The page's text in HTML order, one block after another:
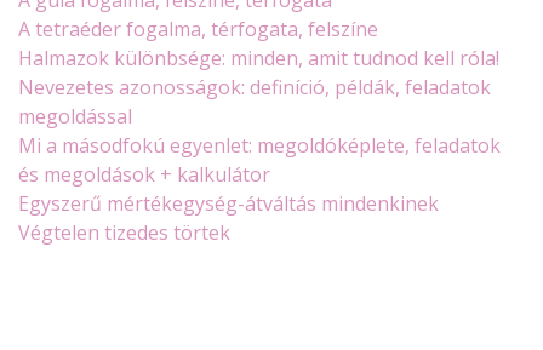
A tetraéder fogalma, térfogata, felszíne
Halmazok különbsége: minden, amit tudnod kell róla!
Nevezetes azonosságok: definíció, példák, feladatok
megoldással
Mi a másodfokú egyenlet: megoldóképlete, feladatok
és megoldások + kalkulátor
Egyszerű mértékegység-átváltás mindenkinek
Végtelen tizedes törtek